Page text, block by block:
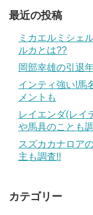
最近の投稿
ミカエルミシェ
ルカとは??
岡部幸雄の引退
インティ強い!馬
メントも
レイエンダ(レイ
や馬具のことも
スズカカナロア
主も調査!!
カテゴリー